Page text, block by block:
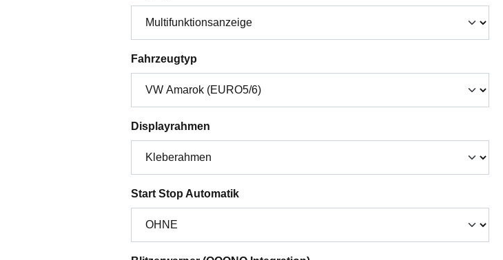
Fahrzeugtyp
Displayrahmen
Start Stop Automatikauswählen